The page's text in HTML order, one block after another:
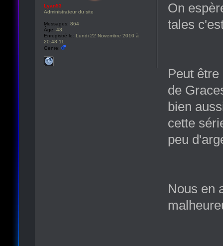
On
tales
Peut
de
bien
cette
peu
Nous en
Lyan53
Administrateur du site
Messages: 864
Âge: 48
Enregistré le: Lundi 22 Novembre 2010 à
20:48:11
Genre: